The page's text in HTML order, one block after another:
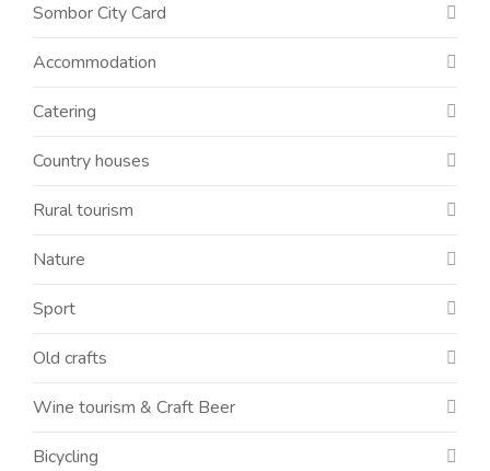
Sombor City Card
Accommodation
Catering
Country houses
Rural tourism
Nature
Sport
Old crafts
Wine tourism & Craft Beer
Bicycling